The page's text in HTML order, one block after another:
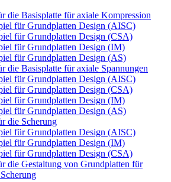
die Basisplatte für axiale Kompression
für Grundplatten Design (AISC)
für Grundplatten Design (CSA)
für Grundplatten Design (IM)
für Grundplatten Design (AS)
die Basisplatte für axiale Spannungen
für Grundplatten Design (AISC)
für Grundplatten Design (CSA)
für Grundplatten Design (IM)
für Grundplatten Design (AS)
die Scherung
für Grundplatten Design (AISC)
für Grundplatten Design (IM)
für Grundplatten Design (CSA)
die Gestaltung von Grundplatten für